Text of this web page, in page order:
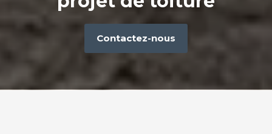
Contactez-nous